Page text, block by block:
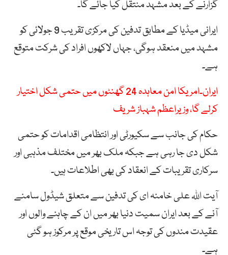
گزارنے کے بعد مشہد منتقل کیا جائے گا۔
ایرانی میڈیا کے مطابق تدفین کی مرکزی تقریب 9 جولائی کو
مشہد میں منعقد ہوگی، جہاں لاکھوں افراد کی شرکت متوقع
ہے۔
ایران۔امریکا امن معاہدہ 24 گھنٹوں میں حتمی شکل اختیار
کرلے گا، وزیراعظم شہباز شریف
حکام کی جانب سے سکیورٹی اور انتظامی اقدامات کو حتمی
شکل دی جا رہی ہے جبکہ ملک بھر میں مختلف مذہبی اور
سرکاری تقریبات کے انعقاد کی بھی اطلاعات ہیں۔
آیت اللہ علی خامنہ ای کی تدفین سے متعلق شیڈول سامنے
آنے کے بعد ایران سمیت دنیا بھر میں ان کے چاہنے والوں اور
عقیدت مندوں کی توجہ اس تاریخی موقع پر مرکوز ہو گئی
ہے۔